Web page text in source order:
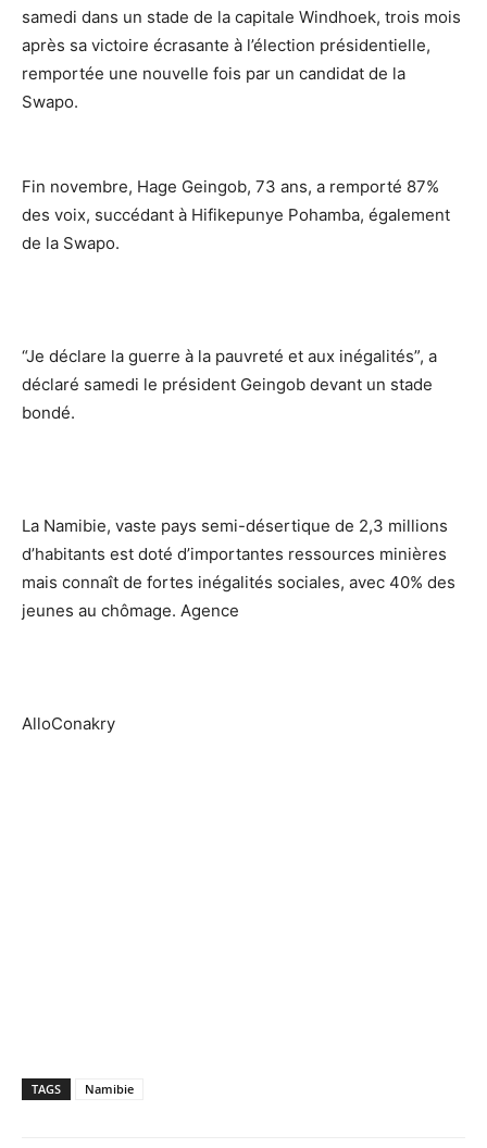
samedi dans un stade de la capitale Windhoek, trois mois
après sa victoire écrasante à l’élection présidentielle,
remportée une nouvelle fois par un candidat de la
Swapo.
Fin novembre, Hage Geingob, 73 ans, a remporté 87%
des voix, succédant à Hifikepunye Pohamba, également
de la Swapo.
“Je déclare la guerre à la pauvreté et aux inégalités”, a
déclaré samedi le président Geingob devant un stade
bondé.
La Namibie, vaste pays semi-désertique de 2,3 millions
d’habitants est doté d’importantes ressources minières
mais connaît de fortes inégalités sociales, avec 40% des
jeunes au chômage. Agence
AlloConakry
TAGS Namibie